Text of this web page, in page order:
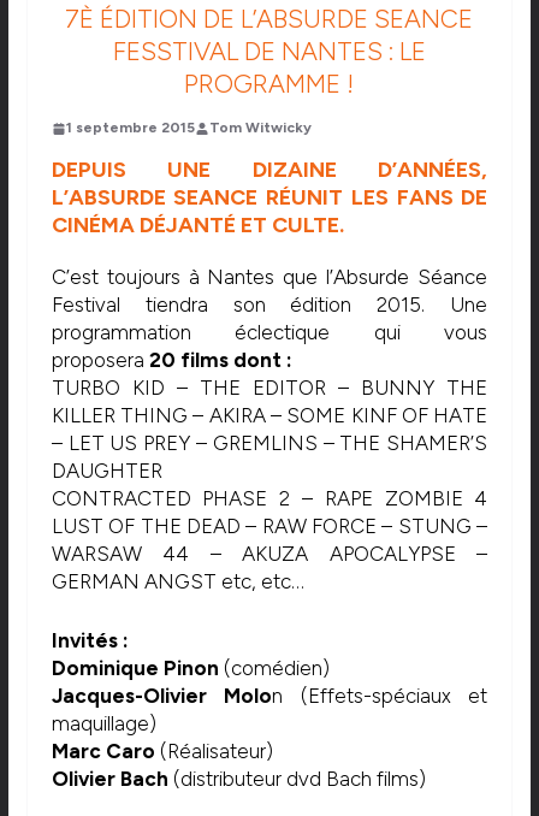
7È ÉDITION DE L’ABSURDE SEANCE
FESSTIVAL DE NANTES : LE
PROGRAMME !
1 septembre 2015 Tom Witwicky
DEPUIS UNE DIZAINE D’ANNÉES,
L’ABSURDE SEANCE RÉUNIT LES FANS DE
CINÉMA DÉJANTÉ ET CULTE.
C’est toujours à Nantes que l’Absurde Séance
Festival tiendra son édition 2015. Une
programmation éclectique qui vous
proposera 20 films dont :
TURBO KID – THE EDITOR – BUNNY THE
KILLER THING – AKIRA – SOME KINF OF HATE
– LET US PREY – GREMLINS – THE SHAMER’S
DAUGHTER
CONTRACTED PHASE 2 – RAPE ZOMBIE 4
LUST OF THE DEAD – RAW FORCE – STUNG –
WARSAW 44 – AKUZA APOCALYPSE –
GERMAN ANGST etc, etc…
Invités :
Dominique Pinon (comédien)
Jacques-Olivier Molon (Effets-spéciaux et
maquillage)
Marc Caro (Réalisateur)
Olivier Bach (distributeur dvd Bach films)